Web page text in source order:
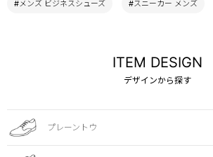
#メンズ ビジネスシューズ #スニーカー メンズ
ITEM DESIGN
デザインから探す
プレーントウ